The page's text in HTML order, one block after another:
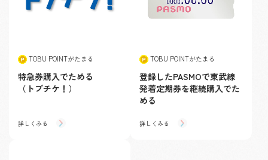
TOBU POINTがたまる
特急券購入でためる
（トブチケ！）
詳しくみる
TOBU POINTがたまる
登録したPASMOで東武線
発着定期券を継続購入でた
める
詳しくみる